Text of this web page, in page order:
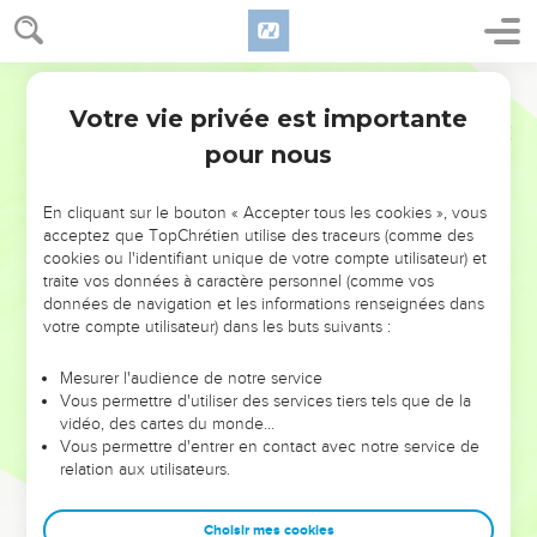
NE MANQUEZ PAS L’ÉVÉNEMENT
DE L’ANNÉE !
ET SI LEURS ERREURS POUVAIENT VOUS ÉVITER LES
VOTRES ?
leur foi ou leur vision. Mais on voit moins les doutes, les erreurs
et les saisons difficiles qu'ils ont traversés, alors même que ce
sont elles qui les ont façonnés.
Dans cette conférence, leaders, entrepreneurs, et responsables
clés pour avancer avec plus de sagesse afin que leurs erreurs
Votre vie privée est importante
pour nous
En cliquant sur le bouton « Accepter tous les cookies », vous
acceptez que TopChrétien utilise des traceurs (comme des
cookies ou l'identifiant unique de votre compte utilisateur) et
traite vos données à caractère personnel (comme vos
données de navigation et les informations renseignées dans
votre compte utilisateur) dans les buts suivants :
Mesurer l'audience de notre service
Vous permettre d'utiliser des services tiers tels que de la
vidéo, des cartes du monde…
Vous permettre d'entrer en contact avec notre service de
relation aux utilisateurs.
Choisir mes cookies